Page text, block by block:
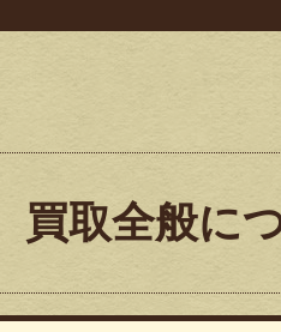
買取全般に